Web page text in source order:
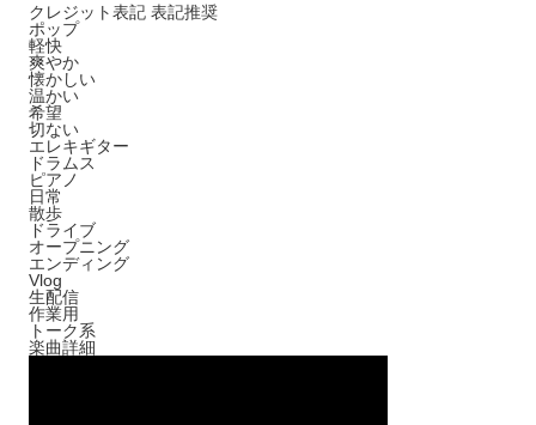
クレジット表記 表記推奨
ポップ
軽快
爽やか
懐かしい
温かい
希望
切ない
エレキギター
ドラムス
ピアノ
日常
散歩
ドライブ
オープニング
エンディング
Vlog
生配信
作業用
トーク系
楽曲詳細